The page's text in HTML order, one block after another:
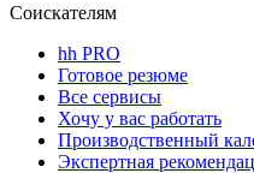
Соискателям
hh PRO
Готовое резюме
Все сервисы
Хочу у вас работать
Производственный
Экспертная